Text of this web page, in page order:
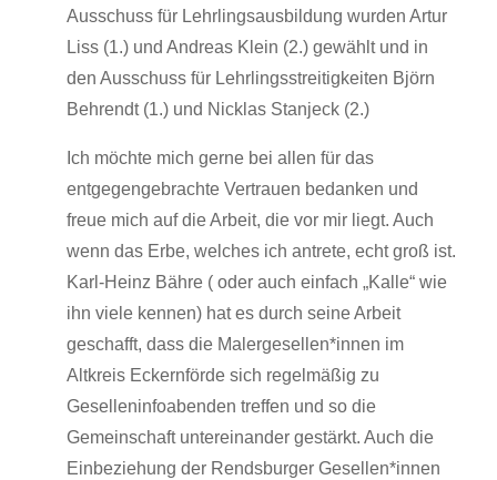
Ausschuss für Lehrlingsausbildung wurden Artur
Liss (1.) und Andreas Klein (2.) gewählt und in
den Ausschuss für Lehrlingsstreitigkeiten Björn
Behrendt (1.) und Nicklas Stanjeck (2.)
Ich möchte mich gerne bei allen für das
entgegengebrachte Vertrauen bedanken und
freue mich auf die Arbeit, die vor mir liegt. Auch
wenn das Erbe, welches ich antrete, echt groß ist.
Karl-Heinz Bähre ( oder auch einfach „Kalle“ wie
ihn viele kennen) hat es durch seine Arbeit
geschafft, dass die Malergesellen*innen im
Altkreis Eckernförde sich regelmäßig zu
Geselleninfoabenden treffen und so die
Gemeinschaft untereinander gestärkt. Auch die
Einbeziehung der Rendsburger Gesellen*innen